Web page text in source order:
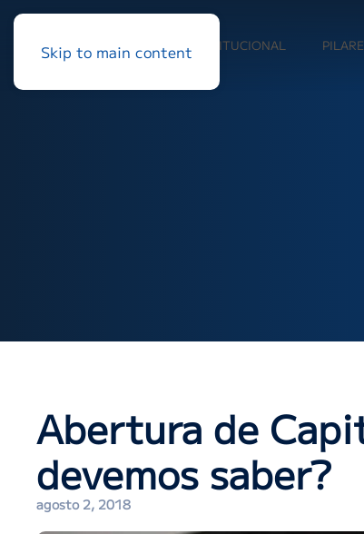
Skip to main content INSTITUCIONAL
Abertura de
devemos saber?
agosto 2, 2018